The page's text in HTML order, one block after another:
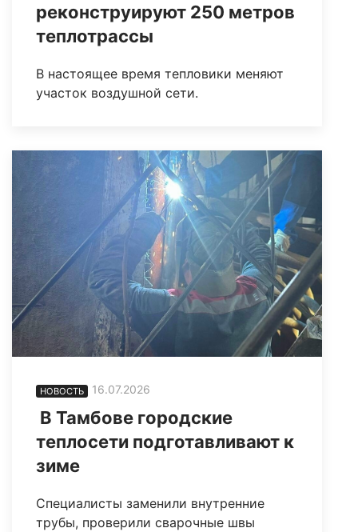
реконструируют 250 метров
теплотрассы
В настоящее время тепловики меняют
участок воздушной сети.
НОВОСТЬ 16.07.2026
В Тамбове городские
теплосети подготавливают к
зиме
Специалисты заменили внутренние
трубы, проверили сварочные швы